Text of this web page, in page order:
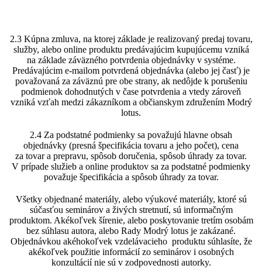
2.3 Kúpna zmluva, na ktorej základe je realizovaný predaj tovaru,
služby, alebo online produktu predávajúcim kupujúcemu vzniká
na základe záväzného potvrdenia objednávky v systéme.
Predávajúcim e-mailom potvrdená objednávka (alebo jej časť) je
považovaná za záväznú pre obe strany, ak nedôjde k porušeniu
podmienok dohodnutých v čase potvrdenia a vtedy zároveň
vzniká vzťah medzi zákazníkom a občianskym združením Modrý
lotus.
2.4 Za podstatné podmienky sa považujú hlavne obsah
objednávky (presná špecifikácia tovaru a jeho počet), cena
za tovar a prepravu, spôsob doručenia, spôsob úhrady za tovar.
V prípade služieb a online produktov sa za podstatné podmienky
považuje špecifikácia a spôsob úhrady za tovar.
Všetky objednané materiály, alebo výukové materiály, ktoré sú
súčasťou seminárov a živých stretnutí, sú informačným
produktom. Akékoľvek šírenie, alebo poskytovanie tretím osobám
bez súhlasu autora, alebo Rady Modrý lotus je zakázané.
Objednávkou akéhokoľvek vzdelávacieho produktu súhlasíte, že
akékoľvek použitie informácií zo seminárov i osobných
konzultácií nie sú v zodpovednosti autorky.